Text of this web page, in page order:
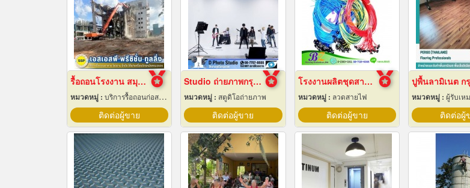
รื้อถอนโรงงาน สมุทรปราการ
หมวดหมู่ : บริการรื้อถอนก่อสร้าง
ติดต่อผู้ขาย
Studio ถ่ายภาพกรุงเทพ
หมวดหมู่ : สตูดิโอถ่ายภาพ
ติดต่อผู้ขาย
โรงงานผลิตชุดสายไฟ
หมวดหมู่ : ลวดสายไฟ
ติดต่อผู้ขาย
ปูพื้นลามิเนต ก
หมวดหมู่ : ผู้รับเหมาท
ติดต่อผู้